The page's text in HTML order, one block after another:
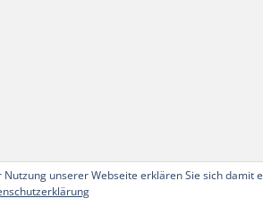
unserer Webseite erklären Sie sich damit